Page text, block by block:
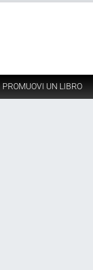
PROMUOVI UN LIBRO